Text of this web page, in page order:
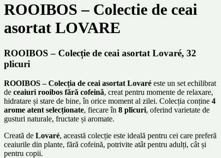
ROOIBOS – Colectie de ceai
asortat LOVARE
ROOIBOS – Colecție de ceai asortat Lovaré, 32
plicuri
ROOIBOS – Colecția de ceai asortat Lovaré este un set echilibrat
de ceaiuri rooibos fără cofeină, creat pentru momente de relaxare,
hidratare și stare de bine, în orice moment al zilei. Colecția conține 4
arome atent selecționate, fiecare în 8 plicuri, oferind varietate de
gusturi naturale, fructate și aromate.
Creată de Lovaré, această colecție este ideală pentru cei care preferă
ceaiurile din plante, fără cofeină, potrivite atât pentru adulți, cât și
pentru copii.